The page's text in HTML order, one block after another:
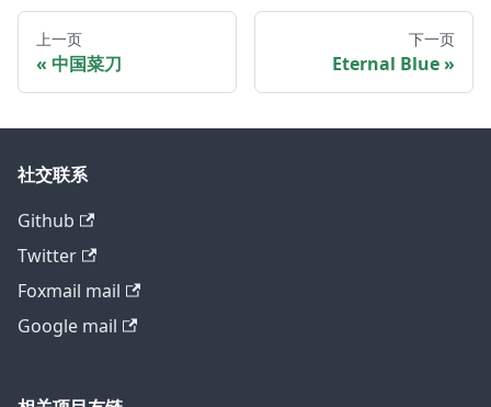
上一页
中国菜刀
下一页
Eternal Blue
社交联系
Github
Twitter
Foxmail mail
Google mail